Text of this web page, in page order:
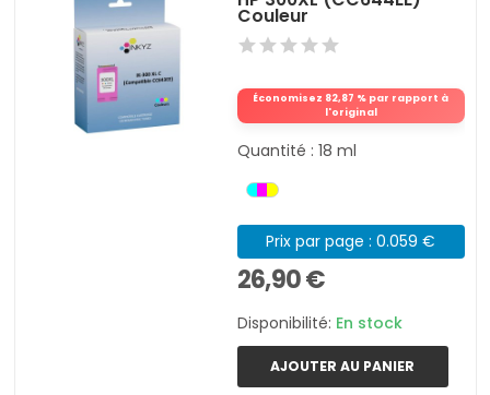
Couleur
Économisez 82,87 % par rapport à
l'original
Quantité : 18 ml
Prix par page : 0.059 €
26,90 €
Disponibilité: En stock
AJOUTER AU PANIER